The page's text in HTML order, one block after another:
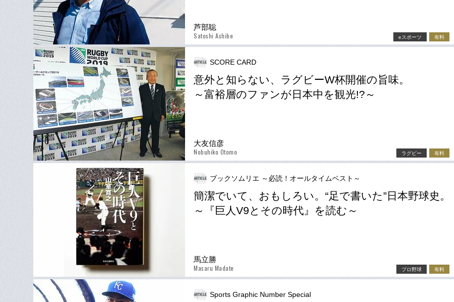
芦部聡
Satoshi Ashibe eスポーツ 有料
SCORE CARD
意外と知らない、ラグビーW杯開催の旨味。
～富裕層のファンが日本中を観光!?～
大友信彦
Nobuhiko Otomo ラグビー 有料
ブックソムリエ ～必読！オールタイムベスト～
簡潔でいて、おもしろい。“足で書いた”日本野球史。
～『巨人V9とその時代』を読む～
馬立勝
Masaru Madate プロ野球 有料
Sports Graphic Number Special